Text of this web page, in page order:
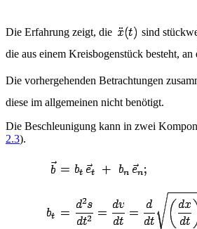
Die Erfahrung zeigt, die
sind
die aus einem Kreisbogenstück besteht,
Die vorhergehenden Betrachtungen
diese im allgemeinen nicht benötigt.
Die Beschleunigung kann in zwei
2.3).